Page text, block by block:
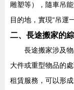
雕塑等），隨車吊
目的地，實現“吊運
二、長途搬家的
長途搬家涉及
大件或重型物品的
租賃服務，可以形